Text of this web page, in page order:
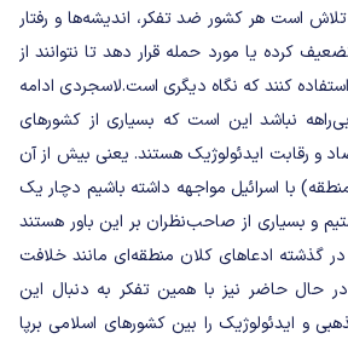
است هر کشور ضد تفکر، اندیشه‌ها و رفتار
کرده یا مورد حمله قرار دهد تا نتوانند از
کنند که نگاه دیگری است.لاسجردی ادامه
نباشد این است که بسیاری از کشورهای
و رقابت ایدئولوژیک هستند. یعنی بیش از آن
با اسرائیل مواجهه داشته باشیم دچار یک
و بسیاری از صاحب‌نظران بر این باور هستند
گذشته ادعاهای کلان منطقه‌ای مانند خلافت
حال حاضر نیز با همین تفکر به دنبال این
و ایدئولوژیک را بین کشورهای اسلامی برپا